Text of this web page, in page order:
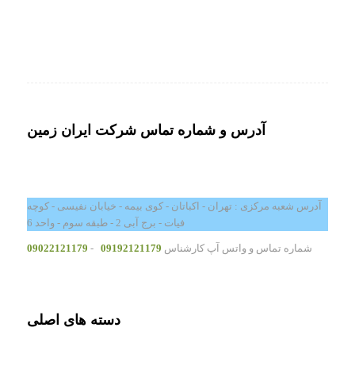
آدرس و شماره تماس شرکت ایران زمین
آدرس شعبه مرکزی : تهران - اکباتان - کوی بیمه - خیابان نفیسی - کوچه
فیات - برج آبی 2 - طبقه سوم - واحد 6
شماره تماس و واتس آپ کارشناس 09192121179
-
09022121179
دسته های اصلی